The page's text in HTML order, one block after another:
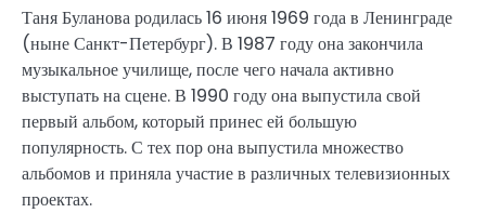
Таня Буланова родилась 16 июня 1969 года в Ленинграде
(ныне Санкт-Петербург). В 1987 году она закончила
музыкальное училище, после чего начала активно
выступать на сцене. В 1990 году она выпустила свой
первый альбом, который принес ей большую
популярность. С тех пор она выпустила множество
альбомов и приняла участие в различных телевизионных
проектах.